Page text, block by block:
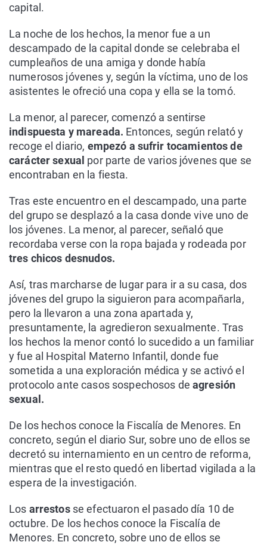
capital.
La noche de los hechos, la menor fue a un
descampado de la capital donde se celebraba el
cumpleaños de una amiga y donde había
numerosos jóvenes y, según la víctima, uno de los
asistentes le ofreció una copa y ella se la tomó.
La menor, al parecer, comenzó a sentirse
indispuesta y mareada. Entonces, según relató y
recoge el diario, empezó a sufrir tocamientos de
carácter sexual por parte de varios jóvenes que se
encontraban en la fiesta.
Tras este encuentro en el descampado, una parte
del grupo se desplazó a la casa donde vive uno de
los jóvenes. La menor, al parecer, señaló que
recordaba verse con la ropa bajada y rodeada por
tres chicos desnudos.
Así, tras marcharse de lugar para ir a su casa, dos
jóvenes del grupo la siguieron para acompañarla,
pero la llevaron a una zona apartada y,
presuntamente, la agredieron sexualmente. Tras
los hechos la menor contó lo sucedido a un familiar
y fue al Hospital Materno Infantil, donde fue
sometida a una exploración médica y se activó el
protocolo ante casos sospechosos de agresión
sexual.
De los hechos conoce la Fiscalía de Menores. En
concreto, según el diario Sur, sobre uno de ellos se
decretó su internamiento en un centro de reforma,
mientras que el resto quedó en libertad vigilada a la
espera de la investigación.
Los arrestos se efectuaron el pasado día 10 de
octubre. De los hechos conoce la Fiscalía de
Menores. En concreto, sobre uno de ellos se